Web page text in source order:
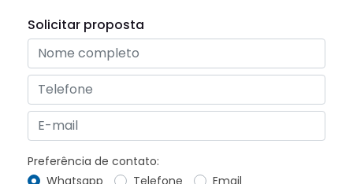
Solicitar proposta
Preferência de contato:
Whatsapp
Telefone Email